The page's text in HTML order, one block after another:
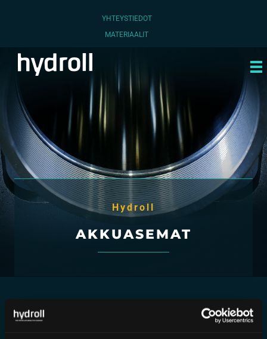
YHTEYSTIEDOT
MATERIAALIT
Hydroll
AKKUASEMAT
Akkuasemat ovat kustannustehokkaita ratkaisuja jos
tarvitaan suuria akkutilavuuksia. Akkuasemaan kuuluu